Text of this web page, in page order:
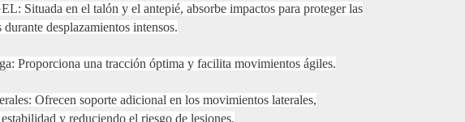
Situada en el talón y el antepié, absorbe impactos para proteger las
desplazamientos intensos.
Proporciona una tracción óptima y facilita movimientos ágiles.
Ofrecen soporte adicional en los movimientos laterales,
y reduciendo el riesgo de lesiones.